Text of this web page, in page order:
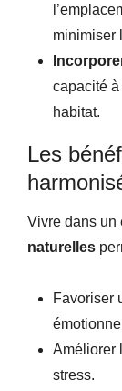
minimiser
capacité à
habitat.
Les
Vivre dans un
naturelles
Favoriser
Améliorer
stress.